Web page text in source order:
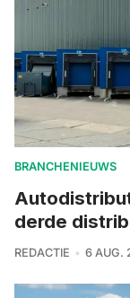
BRANCHENIEUWS
derde
REDACTIE 6 AUG.